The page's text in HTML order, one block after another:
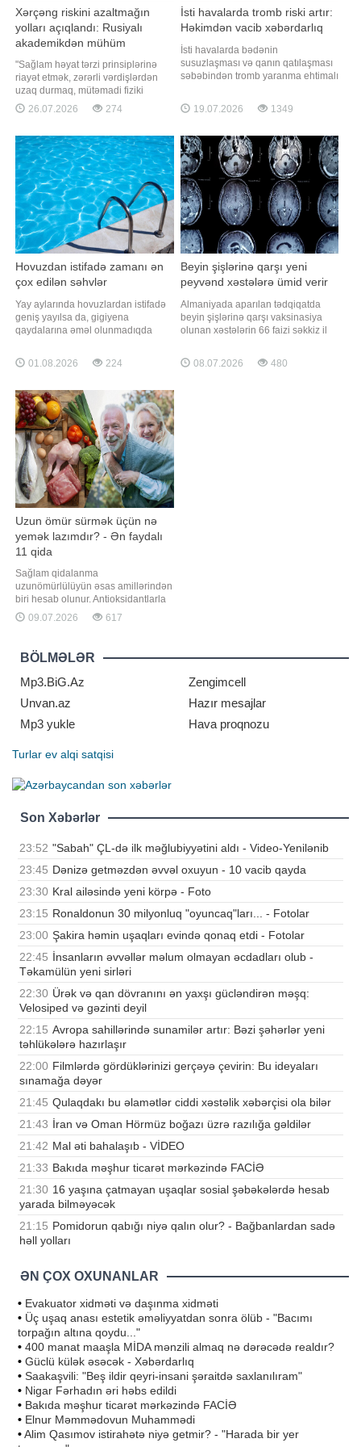
Xərçəng riskini azaltmağın
yolları açıqlandı: Rusiyalı
akademikdən mühüm
tövsiyələr
"Sağlam həyat tərzi prinsiplərinə
riayət etmək, zərərli vərdişlərdən
uzaq durmaq, mütəmadi fiziki
aktivliklə məşğul olmaq və
profilaktik müayinələrdən keçmək
riskini əhəmiyyətli dərəcədə azalda
bilər". xəbər verir ki, bunu "RİA
Novosti"yə müsahibəsind
26.07.2026 274
İsti havalarda tromb riski artır:
Həkimdən vacib xəbərdarlıq
İsti havalarda bədənin
susuzlaşması və qanın qatılaşması
səbəbindən tromb yaranma ehtimalı
rusiyalı həkim-terapevt Tatyana
Vinoqradova RT-yə müsahibəsində
görə, tromb damar daxilində
yaranan və qan dövranını qismən
və ya tamamil
19.07.2026 1349
Hovuzdan istifadə zamanı ən
çox edilən səhvlər
Yay aylarında hovuzlardan istifadə
geniş yayılsa da, gigiyena
qaydalarına əməl olunmadıqda
artır. xəbər verir ki, hovuza
girməzdən əvvəl və çıxdıqdan sonra
ayaqyalın gəzməmək və şəxsi
dəsmal, başmaqdan istifadə etmək
vacibdir. Bu
01.08.2026 224
Beyin şişlərinə qarşı yeni
peyvənd xəstələrə ümid verir
Almaniyada aparılan tədqiqatda
beyin şişlərinə qarşı vaksinasiya
olunan xəstələrin 66 faizi səkkiz il
məqsədi şişin təkrar yaranmasının
qarşısını almaqdır. Beyin şişlərinin
08.07.2026 480
Uzun ömür sürmək üçün nə
yemək lazımdır? - Ən faydalı
11 qida
Sağlam qidalanma
uzunömürlülüyün əsas amillərindən
biri hesab olunur. Antioksidantlarla
zəngin qidaların gündəlik rasiona
daxil edilməsi iltihabı azaltmağa,
qorumağa və xroniki xəstəliklərin
inkişaf riskini aşağı salmağa kömək
edə bilər. Qaynarinfo "Verywell
Health"
09.07.2026 617
BÖLMƏLƏR
Mp3.BiG.Az
Zengimcell
Unvan.az
Hazır mesajlar
Mp3 yukle
Hava proqnozu
Turlar ev alqi satqisi
Son Xəbərlər
23:52 "Sabah" ÇL-də ilk məğlubiyyətini aldı - Video-Yenilənib
23:45 Dənizə getməzdən əvvəl oxuyun - 10 vacib qayda
23:30 Kral ailəsində yeni körpə - Foto
23:15 Ronaldonun 30 milyonluq "oyuncaq"ları... - Fotolar
23:00 Şakira həmin uşaqları evində qonaq etdi - Fotolar
22:45 İnsanların əvvəllər məlum olmayan əcdadları olub -
Təkamülün yeni sirləri
22:30 Ürək və qan dövranını ən yaxşı gücləndirən məşq:
Velosiped və gəzinti deyil
22:15 Avropa sahillərində sunamilər artır: Bəzi şəhərlər yeni
təhlükələrə hazırlaşır
22:00 Filmlərdə gördüklərinizi gerçəyə çevirin: Bu ideyaları
sınamağa dəyər
21:45 Qulaqdakı bu əlamətlər ciddi xəstəlik xəbərçisi ola bilər
21:43 İran və Oman Hörmüz boğazı üzrə razılığa gəldilər
21:42 Mal əti bahalaşıb - VİDEO
21:33 Bakıda məşhur ticarət mərkəzində FACİƏ
21:30 16 yaşına çatmayan uşaqlar sosial şəbəkələrdə hesab
yarada bilməyəcək
21:15 Pomidorun qabığı niyə qalın olur? - Bağbanlardan sadə
həll yolları
ƏN ÇOX OXUNANLAR
• Evakuator xidməti və daşınma xidməti
• Üç uşaq anası estetik əməliyyatdan sonra ölüb - "Bacımı
torpağın altına qoydu..."
• 400 manat maaşla MİDA mənzili almaq nə dərəcədə realdır?
• Güclü külək əsəcək - Xəbərdarlıq
• Saakaşvili: "Beş ildir qeyri-insani şəraitdə saxlanılıram"
• Nigar Fərhadın əri həbs edildi
• Bakıda məşhur ticarət mərkəzində FACİƏ
• Elnur Məmmədovun Muhammədi
•Alim Qasımov istirahətə niyə getmir? - "Harada bir yer